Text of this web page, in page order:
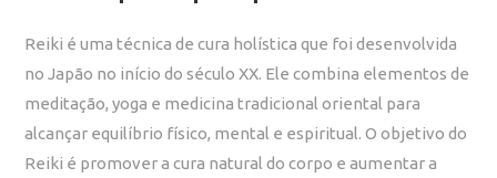
Reiki é uma técnica de cura holística que foi desenvolvida
no Japão no início do século XX. Ele combina elementos de
meditação, yoga e medicina tradicional oriental para
alcançar equilíbrio físico, mental e espiritual. O objetivo do
Reiki é promover a cura natural do corpo e aumentar a